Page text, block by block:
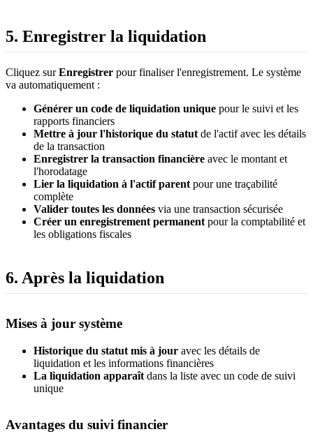
5. Enregistrer la liquidation
Cliquez surEnregistrer pour finaliser l'enregistrement. Le système
va automatiquement :
Générer un code de liquidation unique pour le suivi et les
rapports financiers
Mettre à jour l'historique du statut de l'actif avec les détails
de la transaction
Enregistrer la transaction financière avec le montant et
l'horodatage
Lier la liquidation à l'actif parent pour une traçabilité
complète
Valider toutes les données via une transaction sécurisée
Créer un enregistrement permanent pour la comptabilité et
les obligations fiscales
6. Après la liquidation
Mises à jour système
Historique du statut mis à jour avec les détails de
liquidation et les informations financières
La liquidation apparaîtdans la liste avec un code de suivi
unique
Avantages du suivi financier